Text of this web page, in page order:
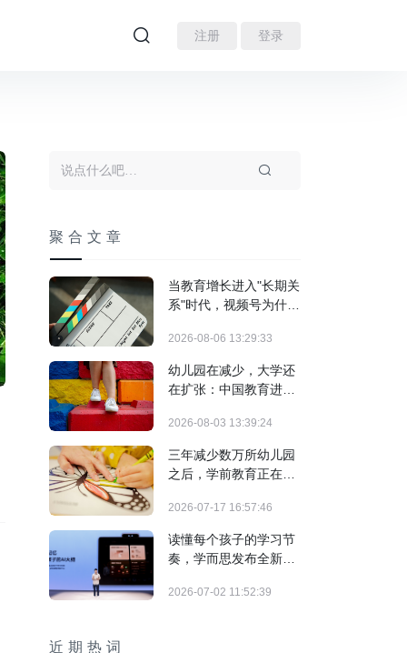
注册 登录
聚合文章
当教育增长进入"长期关
系"时代，视频号为什么
2026-08-06 13:29:33
幼儿园在减少，大学还
在扩张：中国教育进入
2026-08-03 13:39:24
三年减少数万所幼儿园
之后，学前教育正在发
2026-07-17 16:57:46
读懂每个孩子的学习节
奏，学而思发布全新培
T6系列
2026-07-02 11:52:39
近期热词